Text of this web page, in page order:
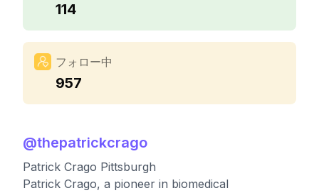
114
フォロー中
957
@thepatrickcrago
Patrick Crago Pittsburgh
Patrick Crago, a pioneer in biomedical